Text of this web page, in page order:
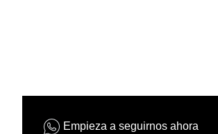
Empieza a seguirnos ahora